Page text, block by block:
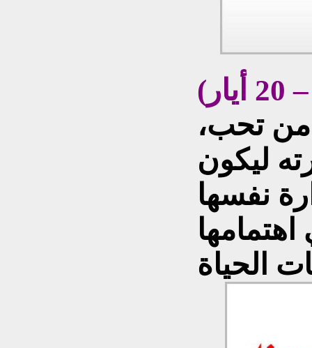
من تحب،
ليكون
نفسها